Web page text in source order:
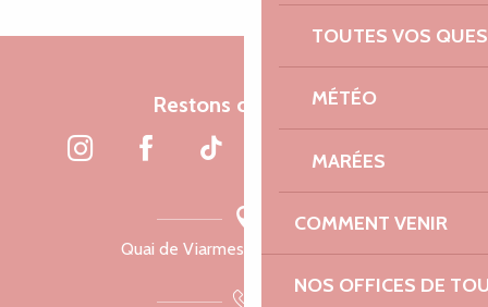
TOUTES VOS
MÉTÉO
MARÉES
COMMENT VENIR
NOS OFFICES DE
Restons connectés
Quai de Viarmes, 22300 Lannion